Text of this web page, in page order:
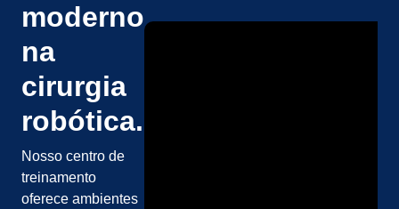
moderno
na
cirurgia
robótica.
Nosso centro de
treinamento
oferece ambientes